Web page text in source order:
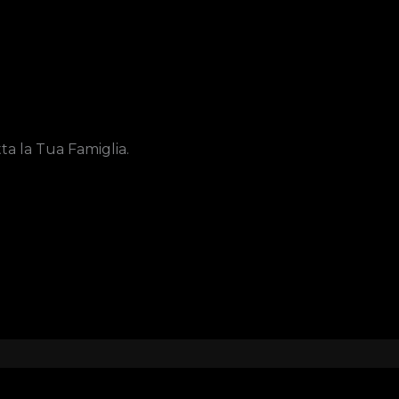
la Tua Famiglia.